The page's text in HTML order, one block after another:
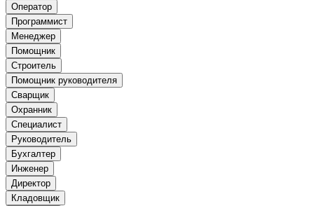
Оператор
Программист
Менеджер
Помощник
Строитель
Помощник руководителя
Сварщик
Охранник
Специалист
Руководитель
Бухгалтер
Инженер
Директор
Кладовщик